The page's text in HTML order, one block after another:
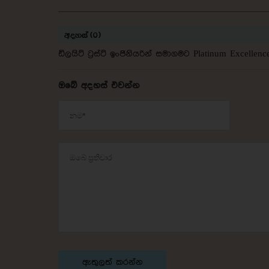
අදහස් (0)
ඩිලයිට් ට්‍රස්ට් ඉංජිනියරින් සමාගමට Platinum
ඔබේ අදහස් එවන්න
ඇතුලත් කරන්න